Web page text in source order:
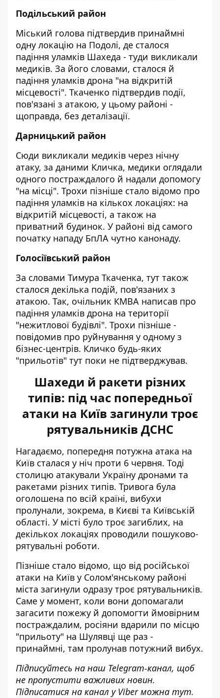
Подільський район
Міський голова підтвердив принаймні
одну локацію на Подолі, де сталося
падіння уламків Шахеда - туди викликали
медиків. За його словами, сталося й
падіння уламків дрона "на відкритій
місцевості". Ткаченко підтвердив події,
пов'язані з атакою, у цьому районі -
щоправда, без деталізації.
Дарницький район
Сюди викликали медиків через нічну
атаку, за даними Кличка, медики оглядали
одного постраждалого й надали допомогу
"на місці". Трохи пізніше стало відомо про
падіння уламків на кількох локаціях: на
відкритій місцевості, а також на
приватний будинок. У районі від самого
початку нападу БпЛА чутно канонаду.
Голосіївський район
За словами Тимура Ткаченка, тут також
сталося декілька подій, пов'язаних з
атакою. Так, очільник КМВА написав про
падіння уламків дрона на території
"нежитлової будівлі". Трохи пізніше -
повідомив про руйнування у одному з
бізнес-центрів. Кличко будь-яких
"прильотів" тут поки не підтверджував.
Шахеди й ракети різних
типів: під час попередньої
атаки на Київ загинули троє
рятувальників ДСНС
Нагадаємо, попередня потужна атака на
Київ сталася у ніч проти 6 червня. Тоді
столицю атакували Україну дронами та
ракетами різних типів. Тривога була
оголошена по всій країні, вибухи
пролунали, зокрема, в Києві та Київській
області. У місті було троє загиблих, на
декількох локаціях проводили пошуково-
рятувальні роботи.
Пізніше стало відомо, що від російської
атаки на Київ у Солом'янському районі
міста загинули одразу троє рятувальників.
Саме у момент, коли вони допомагали
загасити пожежу й допомогти ймовірним
постраждалим, росіяни вдарили по місцю
"прильоту" на Шулявці ще раз -
принаймні, там пролунав потужний вибух.
Підписуйтесь на наш Telegram-канал, щоб
не пропустити важливих новин.
Підписатися на канал у Viber можна тут.